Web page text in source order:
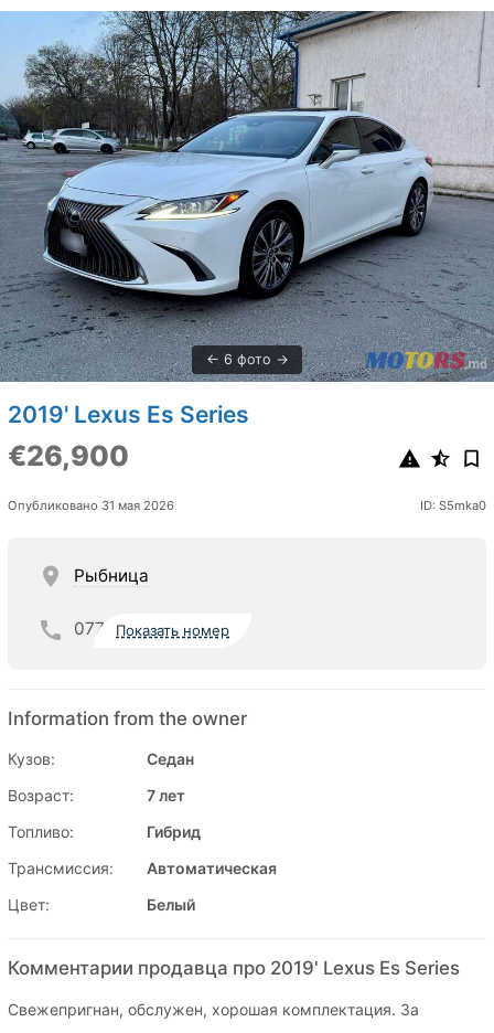
6 фото
2019' Lexus Es Series
€26,900
Опубликовано 31 мая 2026 ID: S5mka0
Рыбница
077 Показать номер
Information from the owner
Кузов:
Седан
Возраст:
7 лет
Топливо:
Гибрид
Трансмиссия:
Автоматическая
Цвет:
Белый
Комментарии продавца про 2019' Lexus Es Series
Свежепригнан, обслужен, хорошая комплектация. За